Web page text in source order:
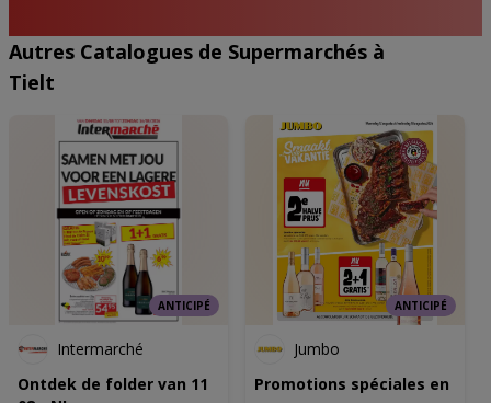
Autres Catalogues de Supermarchés à
Tielt
ANTICIPÉ
Intermarché
Ontdek de folder van 11
ANTICIPÉ
Jumbo
Promotions spéciales en